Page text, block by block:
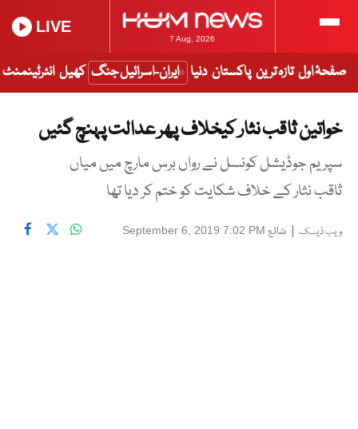
7 Aug, 2026
LIVE
صفحۂ اول تازہ ترین پاکستان دنیا ایران-اسرائیل جنگ کھیل انٹرٹینمنٹ
خواتین ثاقب نثار کیخلاف پھر عدالت پہنچ گئیں
سپریم جوڈیشل کونسل نے رواں برس مارچ میں میاں
ثاقب نثار کے خلاف شکایت کو ختم کر دیا تھا
ویب ڈیسک | شائع September 6, 2019 7:02 PM